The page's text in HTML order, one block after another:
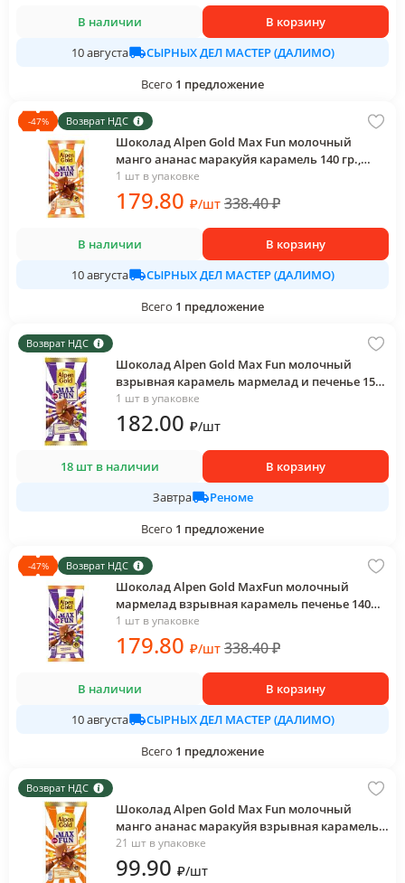
В наличии
В корзину
10 августа
СЫРНЫХ ДЕЛ МАСТЕР (ДАЛИМО)
Всего 1 предложение
-47% Возврат НДС
Шоколад Alpen Gold Max Fun молочный
манго ананас маракуйя карамель 140 гр.,
флоу-пак
1 шт в упаковке
179.80 ₽/шт 338.40₽
В наличии
В корзину
10 августа
СЫРНЫХ ДЕЛ МАСТЕР (ДАЛИМО)
Всего 1 предложение
Возврат НДС
Шоколад Alpen Gold Max Fun молочный
взрывная карамель мармелад и печенье 150
гр., флоу-пак
1 шт в упаковке
182.00 ₽/шт
18 шт в наличии
В корзину
Завтра
Реноме
Всего 1 предложение
-47% Возврат НДС
Шоколад Alpen Gold MaxFun молочный
мармелад взрывная карамель печенье 140
гр., флоу-пак
1 шт в упаковке
179.80 ₽/шт 338.40₽
В наличии
В корзину
10 августа
СЫРНЫХ ДЕЛ МАСТЕР (ДАЛИМО)
Всего 1 предложение
Возврат НДС
Шоколад Alpen Gold Max Fun молочный
манго ананас маракуйя взрывная карамель
шипучие шарики 150 гр., флоу-пак
21 шт в упаковке
99.90 ₽/шт